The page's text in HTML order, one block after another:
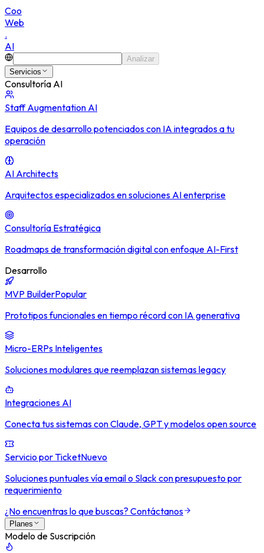
Coo
Web
.
AI
Analizar
Servicios
Consultoría AI
Staff Augmentation AI
Equipos de desarrollo potenciados con IA integrados a tu
operación
AI Architects
Arquitectos especializados en soluciones AI enterprise
Consultoría Estratégica
Roadmaps de transformación digital con enfoque AI-First
Desarrollo
MVP BuilderPopular
Prototipos funcionales en tiempo récord con IA generativa
Micro-ERPs Inteligentes
Soluciones modulares que reemplazan sistemas legacy
Integraciones AI
Conecta tus sistemas con Claude, GPT y modelos open source
Servicio por TicketNuevo
Soluciones puntuales vía email o Slack con presupuesto por
requerimiento
¿No encuentras lo que buscas? Contáctanos
Planes
Modelo de Suscripción